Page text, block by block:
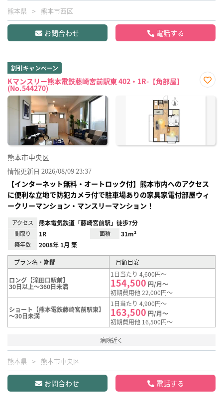
熊本県 熊本市西区
お問合わせ 電話する
割引キャンペーン
Kマンスリー熊本電鉄藤崎宮前駅東 402・1R-【角部屋】
(No.544270)
に入
熊本市中央区
情報更新日 2026/08/09 23:37
【インターネット無料・オートロック付】熊本市内へのアクセス
に便利な立地で防犯カメラ付で駐車場ありの家具家電付部屋ウィ
ークリーマンション・マンスリーマンション！
アクセス 熊本電気鉄道「藤崎宮前駅」徒歩7分
間取り 1R 面積 31m²
築年数 2008年 1月 築
プラン名・期間 月額目安
ロング【滝田口駅前】
30日以上～360日未満
1日当たり 4,600円～
154,500 円/月～
初期費用他 22,000円～
ショート【熊本電鉄藤崎宮前駅東】
～30日未満
1日当たり 4,900円～
163,500 円/月～
初期費用他 16,500円～
病院近く
熊本県 熊本市中央区
お問合わせ 電話する